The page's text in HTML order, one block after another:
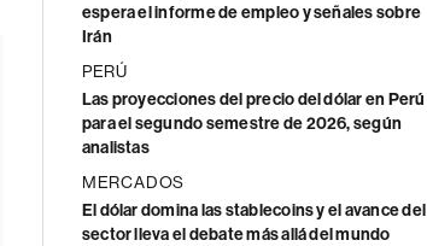
espera el informe de empleo y señales sobre
Irán
PERÚ
Las proyecciones del precio del dólar en Perú
para el segundo semestre de 2026, según
analistas
MERCADOS
El dólar domina las stablecoins y el avance del
sector lleva el debate más allá del mundo